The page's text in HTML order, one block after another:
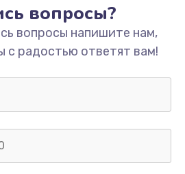
абсорбер
300 руб.
Заказать
бумагу
550 руб.
вопросы?
вопросы напишите нам,
с радостью ответят вам!